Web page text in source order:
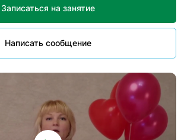
Записаться на занятие
Написать сообщение